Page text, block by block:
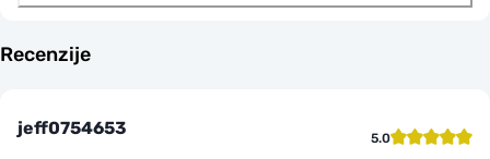
Recenzije
jeff0754653 5.0